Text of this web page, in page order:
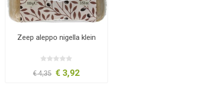
Zeep aleppo nigella klein
€ 4,35 € 3,92